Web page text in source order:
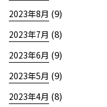
2023年8月 (9)
2023年7月 (8)
2023年6月 (9)
2023年5月 (9)
2023年4月 (8)